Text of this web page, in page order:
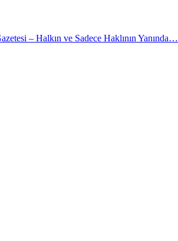
– Halkın ve Sadece Haklının Yanında…